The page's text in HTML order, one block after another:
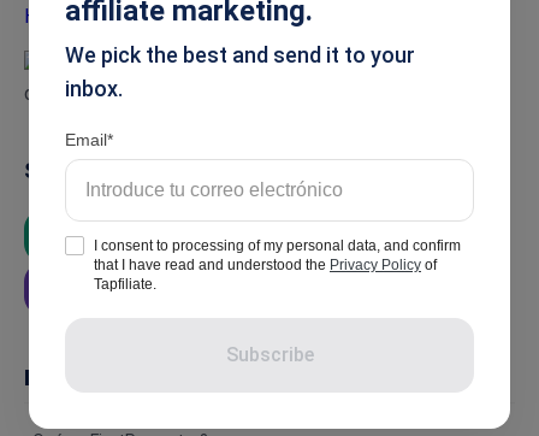
Summarise
ChatGPT Google AI Grok
Perplexity
In this article
affiliate marketing.
We pick the best and send it to your
inbox.
Email
I consent to processing of my personal data, and confirm
that I have read and understood the Privacy Policy of
Tapfiliate.
Subscribe